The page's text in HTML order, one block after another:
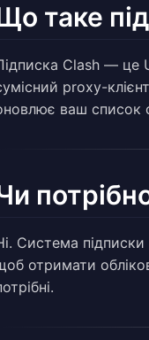
таке
Clash — це
proxy-
ваш список
Система
отримати